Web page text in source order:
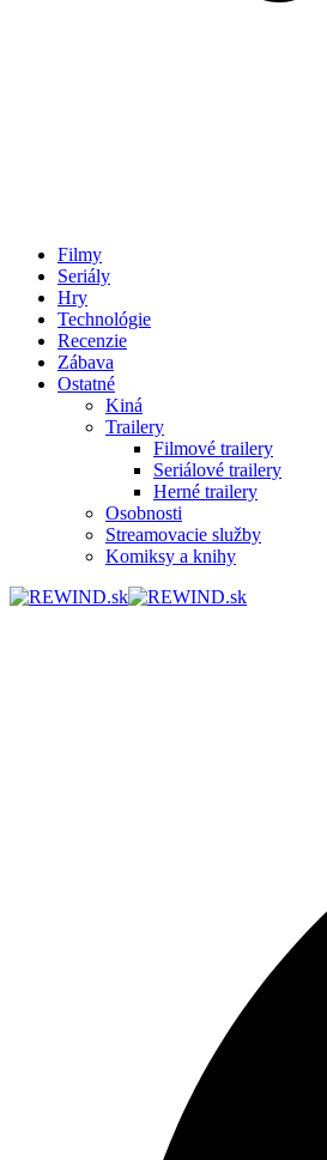
Filmy
Seriály
Hry
Technológie
Recenzie
Zábava
Ostatné
Kiná
Trailery
Filmové trailery
Seriálové trailery
Herné trailery
Osobnosti
Streamovacie služby
Komiksy a knihy